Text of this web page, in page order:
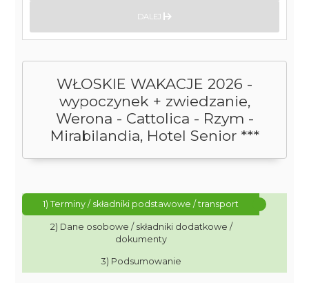
WŁOSKIE WAKACJE 2026 -
wypoczynek + zwiedzanie,
Werona - Cattolica - Rzym -
Mirabilandia, Hotel Senior ***
1) Terminy / składniki podstawowe / transport
2) Dane osobowe / składniki dodatkowe /
dokumenty
3) Podsumowanie
DALEJ